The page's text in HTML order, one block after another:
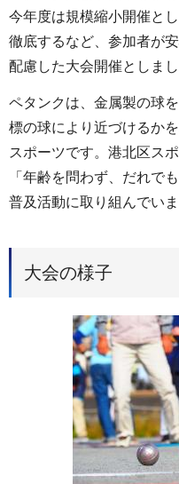
今年度は規模縮小開催と
徹底するなど、参加者が
配慮した大会開催としまし
ペタンクは、金属製の球
標の球により近づけるか
スポーツです。港北区ス
「年齢を問わず、だれで
普及活動に取り組んでいま
大会の様子